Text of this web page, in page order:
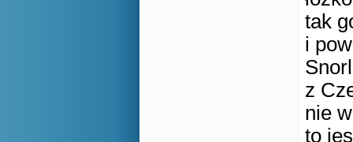
tak
i
z
nie
to